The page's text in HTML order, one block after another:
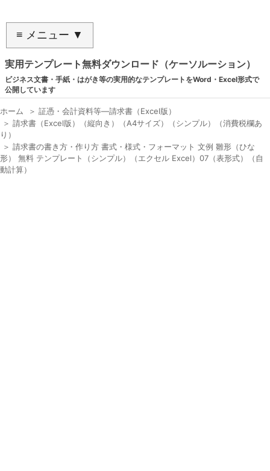
≡ メニュー ▼
実用テンプレート無料ダウンロード（ケーソルーション）
ビジネス文書・手紙・はがき等の実用的なテンプレートをWord・Excel形式で
公開しています
ホーム ＞ 証憑・会計資料等―請求書（Excel版）
＞ 請求書（Excel版）（縦向き）（A4サイズ）（シンプル）（消費税欄あ
り）
＞ 請求書の書き方・作り方 書式・様式・フォーマット 文例 雛形（ひな
形） 無料 テンプレート（シンプル）（エクセル Excel）07（表形式）（自
動計算）